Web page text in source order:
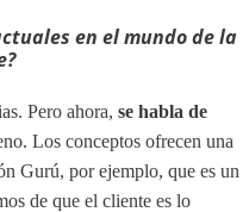
en el mundo de la
?
Pero ahora, se habla de
Los conceptos ofrecen una
Gurú, por ejemplo, que es un
de que el cliente es lo